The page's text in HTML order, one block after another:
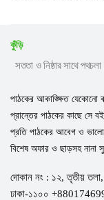
কুঁড়ি
সততা ও নিষ্ঠার সাথে পথচলা
পাঠকের আকাঙ্ক্ষিত যেকোনো
প্রান্তের পাঠকের কাছে সে
প্রতি পাঠকের আবেগ ও
বিশেষ অফার ও ছাড়সহ নানা
দোকান নং : ১২, তৃতীয় তলা,
ঢাকা-১১০০